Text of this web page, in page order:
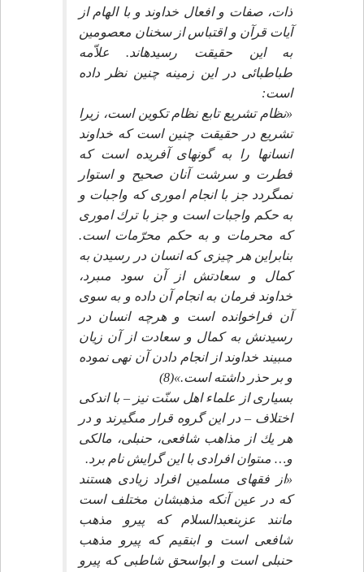
ذات، صفات و افعال خداوند و با الهام از
آيات قرآن و اقتباس از سخنان معصومين
به اين حقيقت رسيده‏اند. علاّمه
طباطبائى در اين زمينه چنين نظر داده
است:
«نظام تشريع تابع نظام تكوين است، زيرا
تشريع در حقيقت چنين است كه خداوند
انسانها را به گونه‏اى آفريده است كه
فطرت و سرشت آنان صحيح و استوار
نمى‏گردد جز با انجام امورى كه واجبات و
به حكم واجبات است و جز با ترك امورى
كه محرمات و به حكم محرّمات است.
بنابراين هر چيزى كه انسان در رسيدن به
كمال و سعادتش از آن سود مى‏برد،
خداوند فرمان به انجام آن داده و به سوى
آن فراخوانده است و هرچه انسان در
رسيدنش به كمال و سعادت از آن زيان
مى‏بيند خداوند از انجام دادن آن نهى نموده
و بر حذر داشته است.»(8)
بسيارى از علماء اهل سنّت نيز – با اندكى
اختلاف – در اين گروه قرار مى‏گيرند و در
هر يك از مذاهب شافعى، حنبلى، مالكى
و… مى‏توان افرادى با اين گرايش نام برد.
«از فقهاى مسلمين افراد زيادى هستند
كه در عين آنكه مذهبشان مختلف است
مانند عزبن‏عبدالسلام كه پيرو مذهب
شافعى است و ابن‏قيم كه پيرو مذهب
حنبلى است و ابواسحق شاطبى كه پيرو